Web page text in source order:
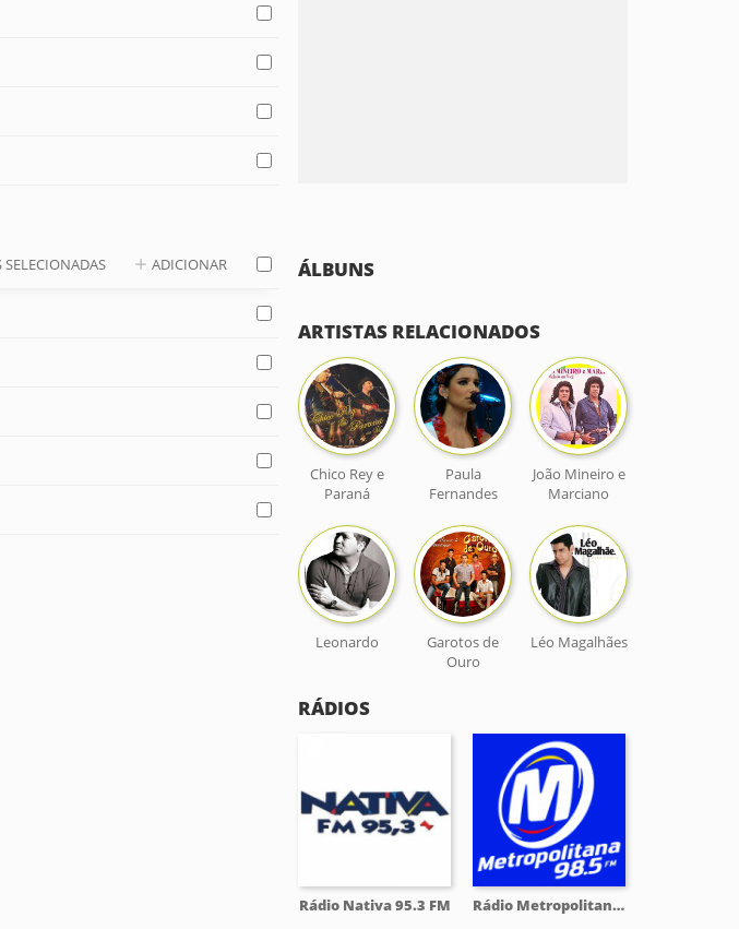
SELECIONADAS ADICIONAR ÁLBUNS
ARTISTAS RELACIONADOS
Chico Rey e
Paraná
Paula
Fernandes
João Mineiro e
Marciano
Leonardo
Garotos de
Ouro
Léo Magalhães
RÁDIOS
Rádio Nativa 95.3 FM Rádio Metropolitana 98.5 FM